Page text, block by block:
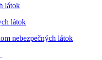
látok
látok
nebezpečných látok